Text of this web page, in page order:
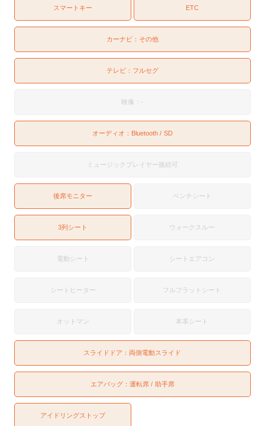
スマートキー ETC
カーナビ： その他
テレビ： フルセグ
映像：-
オーディオ： Bluetooth SD
ミュージックプレイヤー接続可
後席モニター ベンチシート
3列シート ウォークスルー
電動シート シートエアコン
シートヒーター フルフラットシート
オットマン 本革シート
スライドドア： 両側電動スライド
エアバッグ： 運転席 助手席
アイドリングストップ